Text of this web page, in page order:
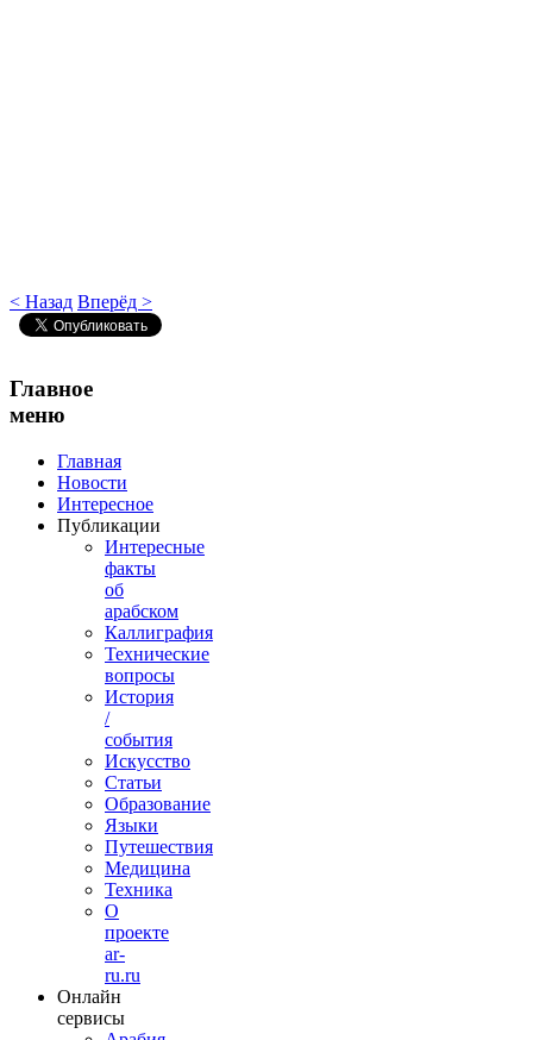
< Назад Вперёд >
Главное
меню
Главная
Новости
Интересное
Публикации
Интересные
факты
об
арабском
Каллиграфия
Технические
вопросы
История
/
события
Искусство
Статьи
Образование
Языки
Путешествия
Медицина
Техника
О
проекте
ar-
ru.ru
Онлайн
сервисы